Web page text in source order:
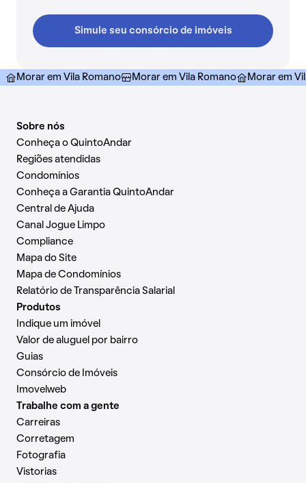
Simule seu consórcio de imóveis
Morar em Vila Romano Morar em Vila Romano Morar em
Sobre nós
Conheça o QuintoAndar
Regiões atendidas
Condomínios
Conheça a Garantia QuintoAndar
Central de Ajuda
Canal Jogue Limpo
Compliance
Mapa do Site
Mapa de Condomínios
Relatório de Transparência Salarial
Produtos
Indique um imóvel
Valor de aluguel por bairro
Guias
Consórcio de Imóveis
Imovelweb
Trabalhe com a gente
Carreiras
Corretagem
Fotografia
Vistorias